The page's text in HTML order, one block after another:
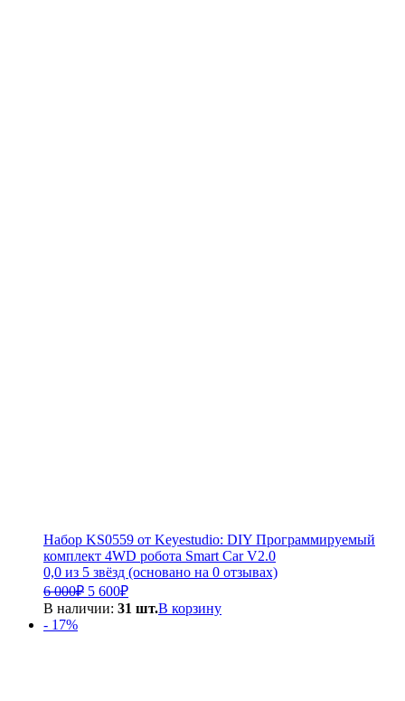
Набор KS0559 от Keyestudio: DIY Программируемый
комплект 4WD робота Smart Car V2.0
0,0 из 5 звёзд (основано на 0 отзывах)
6 000₽ Первоначальная
цена
5 600₽Текущая
цена:
В наличии: 31 шт.В корзину
- 17%